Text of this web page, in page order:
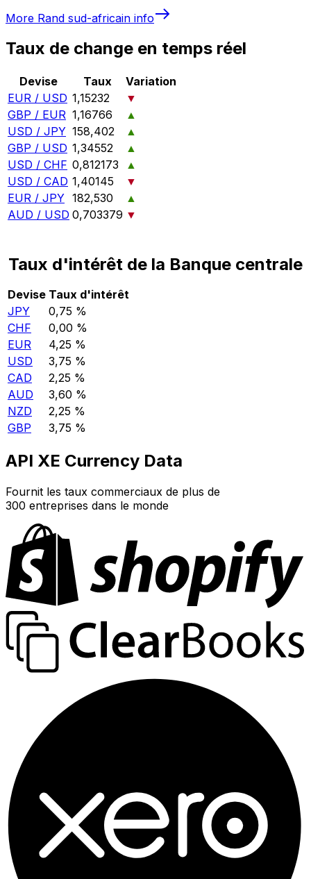
More Rand sud-africain info
Taux de change en temps réel
Devise Taux
Variation
EUR / USD 1,15232
▼
GBP / EUR 1,16766
▲
USD / JPY 158,402
▲
GBP / USD 1,34552
▲
USD / CHF 0,812173
▲
USD / CAD 1,40145
▼
EUR / JPY 182,530
▲
AUD / USD 0,703379 ▼
Taux d'intérêt de la Banque centrale
Devise Taux d'intérêt
JPY
0,75 %
CHF
0,00 %
EUR
4,25 %
USD
3,75 %
CAD
2,25 %
AUD
3,60 %
NZD
2,25 %
GBP
3,75 %
API XE Currency Data
Fournit les taux commerciaux de plus de
300 entreprises dans le monde